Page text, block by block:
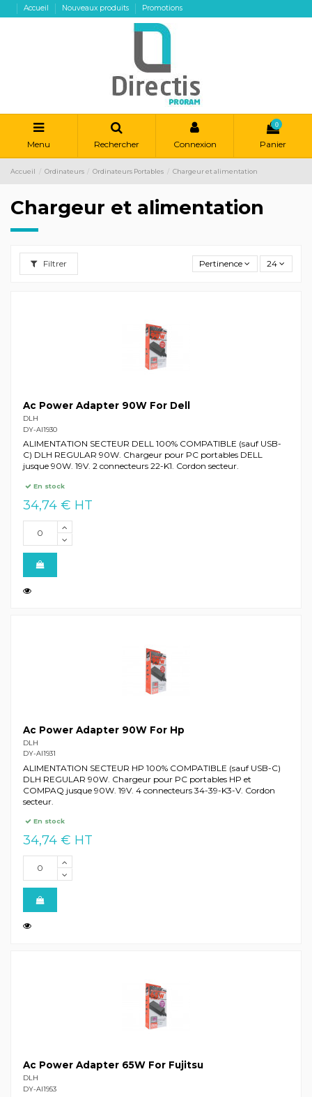
Accueil Nouveaux produits Promotions
Menu Rechercher Connexion
0
Panier
Accueil Ordinateurs Ordinateurs Portables Chargeur et alimentation
Chargeur et alimentation
Filtrer Pertinence 24
Ac Power Adapter 90W For Dell
DLH
DY-AI1930
ALIMENTATION SECTEUR DELL 100% COMPATIBLE (sauf USB-
C) DLH REGULAR 90W. Chargeur pour PC portables DELL
jusque 90W. 19V. 2 connecteurs 22-K1. Cordon secteur.
En stock
34,74 € HT
Ac Power Adapter 90W For Hp
DLH
DY-AI1931
ALIMENTATION SECTEUR HP 100% COMPATIBLE (sauf USB-C)
DLH REGULAR 90W. Chargeur pour PC portables HP et
COMPAQ jusque 90W. 19V. 4 connecteurs 34-39-K3-V. Cordon
secteur.
En stock
34,74 € HT
Ac Power Adapter 65W For Fujitsu
DLH
DY-AI1953